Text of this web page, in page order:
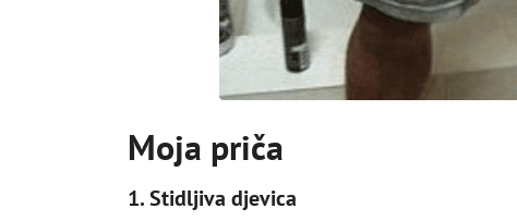
Moja priča
1. Stidljiva djevica